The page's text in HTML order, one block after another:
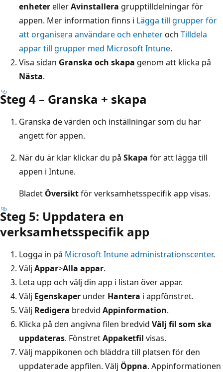
enheterellerAvinstallera grupptilldelningar för
appen. Mer information finns i Lägga till grupper för
att organisera användare och enheteroch Tilldela
appar till grupper med Microsoft Intune.
Visa sidan Granska och skapa genom att klicka på
Nästa.
Steg 4 – Granska + skapa
Granska de värden och inställningar som du har
angett för appen.
När du är klar klickar du på Skapa för att lägga till
appen i Intune.
Bladet Översiktför verksamhetsspecifik app visas.
Steg 5: Uppdatera en
verksamhetsspecifik app
Logga in på Microsoft Intune administrationscenter.
Välj Appar>Alla appar.
Leta upp och välj din app i listan över appar.
Välj Egenskaper under Hantera i appfönstret.
Välj Redigera bredvid Appinformation.
Klicka på den angivna filen bredvid Välj fil som ska
uppdateras. FönstretAppaketfil visas.
Välj mappikonen och bläddra till platsen för den
uppdaterade appfilen. Välj Öppna. Appinformationen